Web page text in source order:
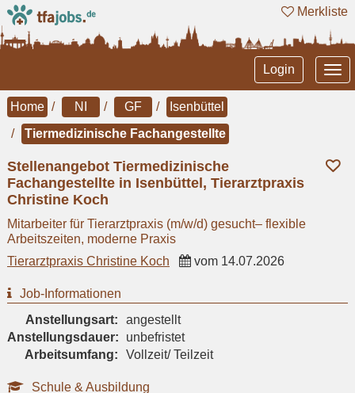
Merkliste
Login
Home NI GF
Isenbüttel
Tiermedizinische Fachangestellte
Stellenangebot Tiermedizinische
Fachangestellte in Isenbüttel, Tierarztpraxis
Christine Koch
Mitarbeiter für Tierarztpraxis (m/w/d) gesucht– flexible
Arbeitszeiten, moderne Praxis
Tierarztpraxis Christine Koch
vom 14.07.2026
Job-Informationen
Anstellungsart:
angestellt
Anstellungsdauer:
unbefristet
Arbeitsumfang:
Vollzeit/ Teilzeit
Schule & Ausbildung